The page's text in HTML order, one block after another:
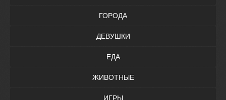
ГОРОДА
ДЕВУШКИ
ЕДА
ЖИВОТНЫЕ
ИГРЫ